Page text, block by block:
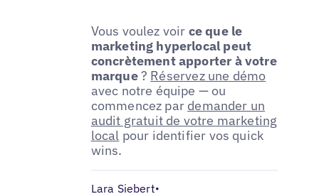
Vous voulez voir ce que le
marketing hyperlocal peut
concrètement apporter à votre
marque? Réservez une démo
avec notre équipe — ou
commencez par demander un
audit gratuit de votre marketing
local pour identifier vos quick
wins.
Lara Siebert•